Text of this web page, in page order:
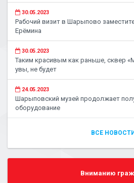
30.05.2023
Рабочий визит в Шарыпово
Ерёмина
30.05.2023
Таким красивым как раньше, сквер
увы, не будет
24.05.2023
Шарыповский музей продолжает
оборудование
ВСЕ
Вниманию